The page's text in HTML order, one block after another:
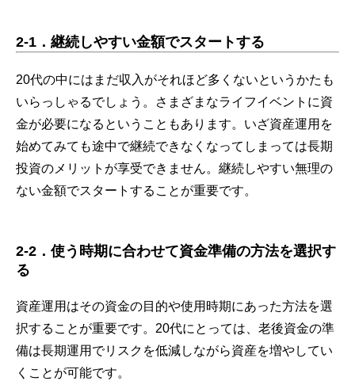
2-1 ． 継続しやすい金額でスタートする
20代の中にはまだ収入がそれほど多くないというかたも
いらっしゃるでしょう。さまざまなライフイベントに資
金が必要になるということもあります。いざ資産運用を
始めてみても途中で継続できなくなってしまっては長期
投資のメリットが享受できません。継続しやすい無理の
ない金額でスタートすることが重要です。
2-2 ． 使う時期に合わせて資金準備の方法を選択す
る
資産運用はその資金の目的や使用時期にあった方法を選
択することが重要です。20代にとっては、老後資金の準
備は長期運用でリスクを低減しながら資産を増やしてい
くことが可能です。